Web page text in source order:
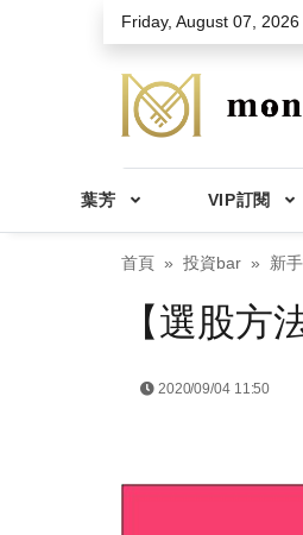
Skip to main contentFriday, August 07, 2026
葉芳 VIP訂閱
首頁 投資bar 新
【選股方
2020/09/04 11:50